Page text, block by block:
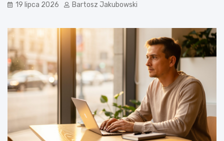
19 lipca 2026 Bartosz Jakubowski